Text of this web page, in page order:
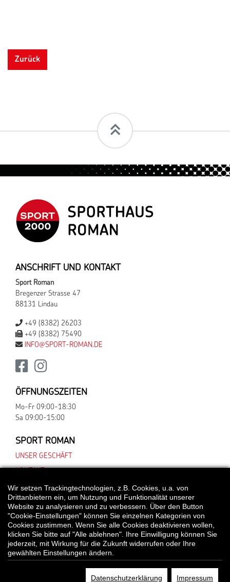
Zurück
ANSCHRIFT UND KONTAKT
Sport Roman
Bregenzer Strasse 47
88131 Lindau
+49 (8382) 26203
+49 (8382) 75490
INFO@SPORT-ROMAN.DE
ÖFFNUNGSZEITEN
Mo-Fr 09:00-18:30
Sa 09:00-15:00
SPORT ROMAN
UNSER GESCHÄFT
*Alle Preisangaben gelten inklusive gesetzlichen MwSt. und bei Selbstabholung.
Bei Preisen, die mit "UVP" gekennzeichnet sind, handelt es sich um die
© Sport Roman
Wir setzen Trackingtechnologien, z.B. Cookies, u.a. von
Drittanbietern ein, um Nutzung und Funktionalität unserer
Website zu analysieren und zu verbessern. Über den Button
"Cookie-Einstellungen" können Sie einzelnen Kategorien von
Cookies zustimmen. Wenn Sie alle Cookies deaktivieren wollen,
klicken Sie bitte auf "Alle ablehnen". Ihre Einwilligung können Sie
jederzeit, mit Wirkung für die Zukunft widerrufen oder Ihre
gewählten Einstellungen ändern.
Datenschutzerklärung Impressum